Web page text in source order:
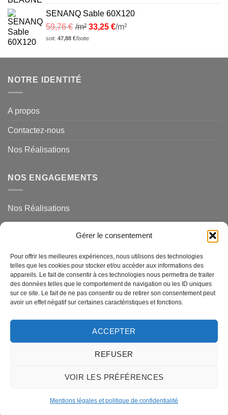
Gérer le consentement
Pour offrir les meilleures expériences, nous utilisons des technologies
telles que les cookies pour stocker et/ou accéder aux informations des
appareils. Le fait de consentir à ces technologies nous permettra de traiter
des données telles que le comportement de navigation ou les ID uniques
sur ce site. Le fait de ne pas consentir ou de retirer son consentement peut
avoir un effet négatif sur certaines caractéristiques et fonctions.
ACCEPTER
REFUSER
VOIR LES PRÉFÉRENCES
Mentions légales et politique de confidentialité
SENANQ Sable 60X120
59,76€ /m² 33,25 €/m²
soit: 47,88 €/boite
NOTRE IDENTITÉ
A propos
Contactez-nous
Nos Réalisations
NOS ENGAGEMENTS
Nos Réalisations
NOS SERVICES
Magasins de Ravel
Questions Fréquemments Posées
Express
Electron
Copyright 2015 ©Carrelages de Ravel.